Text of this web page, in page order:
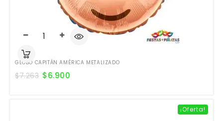
GLOBO CAPITÁN AMÉRICA METALIZADO
$7.263 $6.900
¡Oferta!